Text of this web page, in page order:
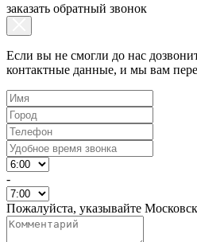
заказать обратный звонок
Если вы не смогли до нас
контактные данные, и мы вам
-
Пожалуйста, указывайте